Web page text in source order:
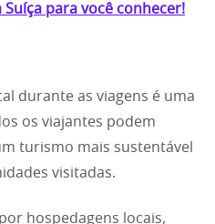
Suíça para você conhecer!
durante as viagens é uma
os viajantes podem
turismo mais sustentável
visitadas.
hospedagens locais,